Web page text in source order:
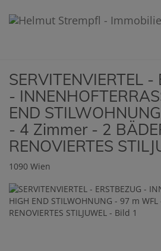
SERVITENVIERTEL -
-
END
- 4 Zimmer - 2
RENOVIERTES
1090 Wien